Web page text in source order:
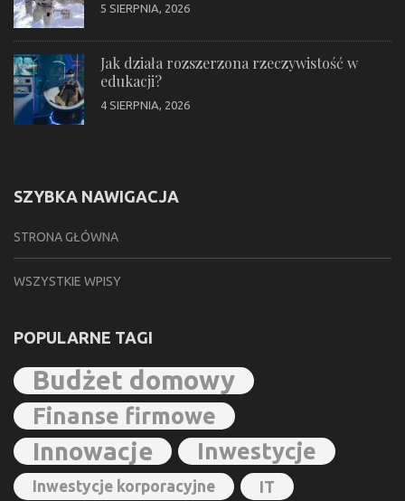
5 SIERPNIA, 2026
Jak działa rozszerzona rzeczywistość w
edukacji?
4 SIERPNIA, 2026
SZYBKA NAWIGACJA
STRONA GŁÓWNA
WSZYSTKIE WPISY
POPULARNE TAGI
Budżet domowy
Finanse firmowe
Innowacje Inwestycje
Inwestycje korporacyjne IT